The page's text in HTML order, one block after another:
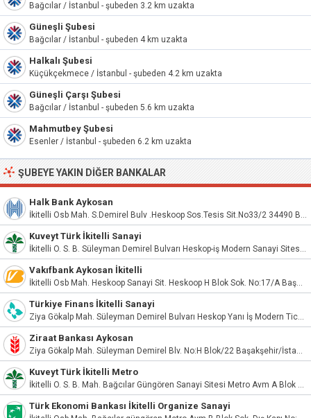
Bağcılar / İstanbul - şubeden 3.2 km uzakta
Güneşli Şubesi
Bağcılar / İstanbul - şubeden 4 km uzakta
Halkalı Şubesi
Küçükçekmece / İstanbul - şubeden 4.2 km uzakta
Güneşli Çarşı Şubesi
Bağcılar / İstanbul - şubeden 5.6 km uzakta
Mahmutbey Şubesi
Esenler / İstanbul - şubeden 6.2 km uzakta
ŞUBEYE YAKIN DIĞER BANKALAR
Halk Bank Aykosan
İkitelli Osb Mah. S.Demirel Bulv .Heskoop Sos.Tesis Sit.No33/2 34490 Başakşehir
Kuveyt Türk İkitelli Sanayi
İkitelli O. S. B. Süleyman Demirel Bulvarı Heskop-iş Modern Sanayi Sitesi İ Blok No:20 Başakşehir/İstanbul
Vakıfbank Aykosan İkitelli
İkitelli Osb Mah. Heskoop Sanayi Sit. Heskoop H Blok Sok. No:17/A Başakşehir/İstanbul
Türkiye Finans İkitelli Sanayi
Ziya Gökalp Mah. Süleyman Demirel Bulvarı Heskop Yanı İş Modern Ticaret Merkezi Apt/Site. No:20/A Başakşehir İstanbul
Ziraat Bankası Aykosan
Ziya Gökalp Mah. Süleyman Demirel Blv. No:H Blok/22 Başakşehir/İstanbul
Kuveyt Türk İkitelli Metro
İkitelli O. S. B. Mah. Bağcılar Güngören Sanayi Sitesi Metro Avm A Blok No:17 Başakşehir/İstanbul
Türk Ekonomi Bankası İkitelli Organize Sanayi